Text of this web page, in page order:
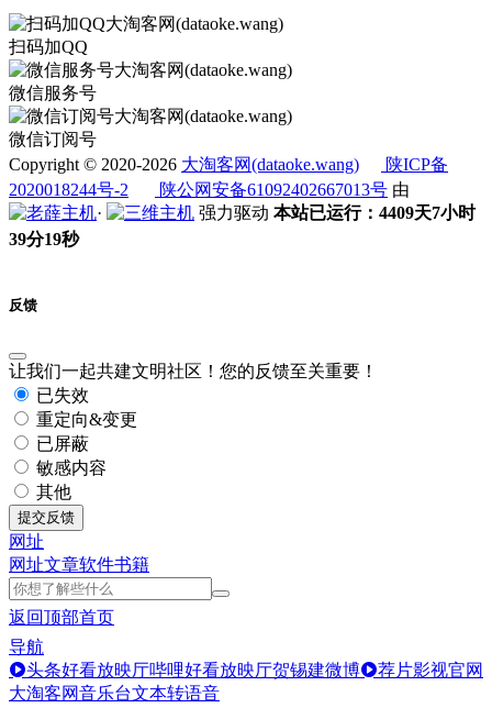
扫码加QQ
微信服务号
微信订阅号
Copyright © 2020-2026 大淘客网(dataoke.wang)
陕ICP备
2020018244号-2
陕公网安备61092402667013号 由
·
强力驱动 本站已运行：4409天7小时
39分19秒
反馈
让我们一起共建文明社区！您的反馈至关重要！
已失效
重定向&变更
已屏蔽
敏感内容
其他
提交反馈
网址
网址文章软件书籍
返回顶部首页
导航
头条好看放映厅哔哩好看放映厅贺锡建微博
荐片影视官网
大淘客网音乐台文本转语音